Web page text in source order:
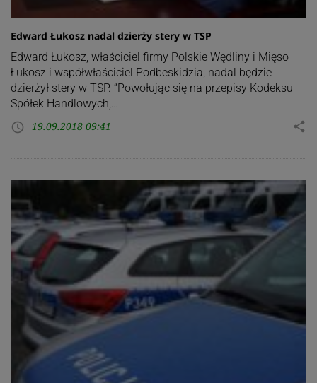
Edward Łukosz nadal dzierży stery w TSP
Edward Łukosz, właściciel firmy Polskie Wędliny i Mięso
Łukosz i współwłaściciel Podbeskidzia, nadal będzie
dzierżył stery w TSP. “Powołując się na przepisy Kodeksu
Spółek Handlowych,…
access_time 19.09.2018 09:41 share